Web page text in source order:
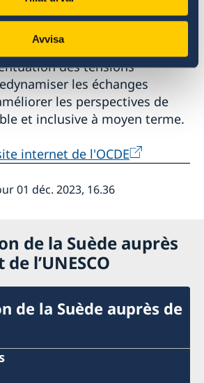
Avvisa
de l’action publique
en sorte que l’inflation
vers l’objectif visé, à
des tensions
les échanges
les perspectives de
et inclusive à moyen terme.
internet de l'OCDE
01 déc. 2023, 16.36
de la Suède auprès
de l’UNESCO
de la Suède auprès de